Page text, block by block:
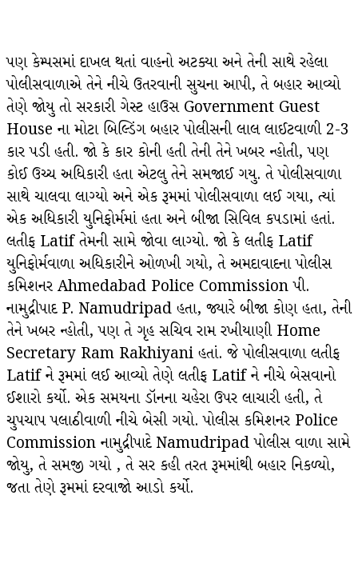
પણ કેમ્પસમાં દાખલ થતાં વાહનો અટક્યા અને તેની સાથે રહેલા
પોલીસવાળાએ તેને નીચે ઉતરવાની સુચના આપી, તે બહાર આવ્યો
તેણે જોયુ તો સરકારી ગેસ્ટ હાઉસ Government Guest
House ના મોટા બિલ્ડિંગ બહાર પોલીસની લાલ લાઈટવાળી 2-3
કાર પડી હતી. જો કે કાર કોની હતી તેની તેને ખબર ન્હોતી, પણ
કોઈ ઉચ્ચ અધિકારી હતા એટલુ તેને સમજાઈ ગયુ. તે પોલીસવાળા
સાથે ચાલવા લાગ્યો અને એક રૂમમાં પોલીસવાળા લઈ ગયા, ત્યાં
એક અધિકારી યુનિફોર્મમાં હતા અને બીજા સિવિલ કપડામાં હતાં.
લતીફ Latif તેમની સામે જોવા લાગ્યો. જો કે લતીફ Latif
યુનિફોર્મવાળા અધિકારીને ઓળખી ગયો, તે અમદાવાદના પોલીસ
કમિશનર Ahmedabad Police Commission પી.
નામુદ્રીપાદ P. Namudripad હતા, જ્યારે બીજા કોણ હતા, તેની
તેને ખબર ન્હોતી, પણ તે ગૃહ સચિવ રામ રખીયાણી Home
Secretary Ram Rakhiyani હતાં. જે પોલીસવાળા લતીફ
Latif ને રૂમમાં લઈ આવ્યો તેણે લતીફ Latif ને નીચે બેસવાનો
ઈશારો કર્યો. એક સમયના ડૉનના ચહેરા ઉપર લાચારી હતી, તે
ચુપચાપ પલાઠીવાળી નીચે બેસી ગયો. પોલીસ કમિશનર Police
Commission નામુદ્રીપાદે Namudripad પોલીસ વાળા સામે
જોયુ, તે સમજી ગયો , તે સર કહી તરત રૂમમાંથી બહાર નિકળ્યો,
જતા તેણે રૂમમાં દરવાજો આડો કર્યો.